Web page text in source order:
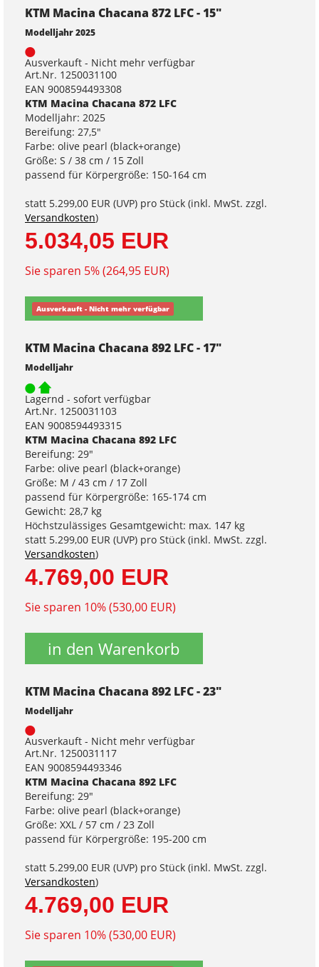
KTM Macina Chacana 872 LFC - 15"
Modelljahr 2025
Ausverkauft - Nicht mehr verfügbar
Art.Nr. 1250031100
EAN 9008594493308
KTM Macina Chacana 872 LFC
Modelljahr: 2025
Bereifung: 27,5"
Farbe: olive pearl (black+orange)
Größe: S / 38 cm / 15 Zoll
passend für Körpergröße: 150-164 cm
statt 5.299,00 EUR (UVP) pro Stück (inkl. MwSt. zzgl.
Versandkosten)
5.034,05 EUR
Sie sparen 5% (264,95 EUR)
Ausverkauft - Nicht mehr verfügbar
KTM Macina Chacana 892 LFC - 17"
Modelljahr
Lagernd - sofort verfügbar
Art.Nr. 1250031103
EAN 9008594493315
KTM Macina Chacana 892 LFC
Bereifung: 29"
Farbe: olive pearl (black+orange)
Größe: M / 43 cm / 17 Zoll
passend für Körpergröße: 165-174 cm
Gewicht: 28,7 kg
Höchstzulässiges Gesamtgewicht: max. 147 kg
statt 5.299,00 EUR (UVP) pro Stück (inkl. MwSt. zzgl.
Versandkosten)
4.769,00 EUR
Sie sparen 10% (530,00 EUR)
in den Warenkorb
KTM Macina Chacana 892 LFC - 23"
Modelljahr
Ausverkauft - Nicht mehr verfügbar
Art.Nr. 1250031117
EAN 9008594493346
KTM Macina Chacana 892 LFC
Bereifung: 29"
Farbe: olive pearl (black+orange)
Größe: XXL / 57 cm / 23 Zoll
passend für Körpergröße: 195-200 cm
statt 5.299,00 EUR (UVP) pro Stück (inkl. MwSt. zzgl.
Versandkosten)
4.769,00 EUR
Sie sparen 10% (530,00 EUR)